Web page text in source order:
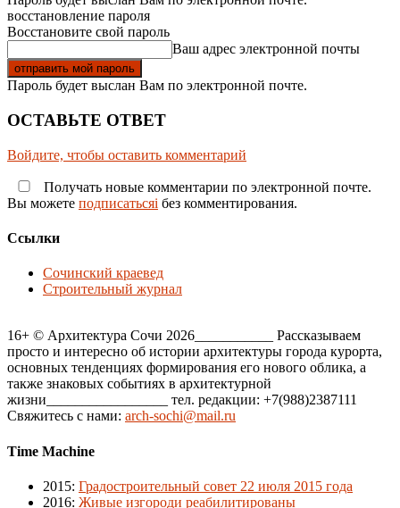
восстановление пароля
Восстановите свой пароль
Ваш адрес электронной почты
Пароль будет выслан Вам по электронной почте.
ОСТАВЬТЕ ОТВЕТ
Войдите, чтобы оставить комментарий
Получать новые комментарии по электронной почте.
Вы можете подписатьсяi без комментирования.
Ссылки
Сочинский краевед
Строительный журнал
16+ © Архитектура Сочи 2026___________ Рассказываем
просто и интересно об истории архитектуры города курорта,
основных тенденциях формирования его нового облика, а
также знаковых событиях в архитектурной
жизни_________________ тел. редакции: +7(988)2387111
Свяжитесь с нами: arch-sochi@mail.ru
Time Machine
2015: Градостроительный совет 22 июля 2015 года
2016: Живые изгороди реабилитированы